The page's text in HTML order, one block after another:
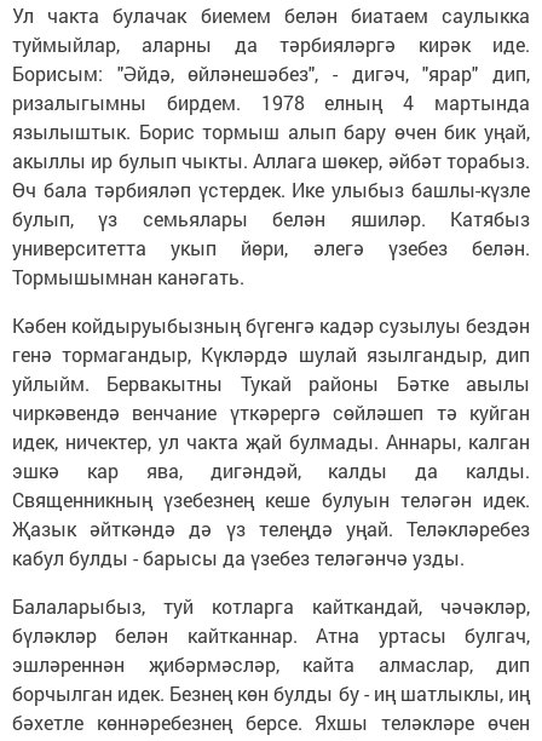
Ул чакта булачак биемем белән биатаем саулыкка
туймыйлар, аларны да тәрбияләргә кирәк иде.
Борисым: "Әйдә, өйләнешәбез", - дигәч, "ярар" дип,
ризалыгымны бирдем. 1978 елның 4 мартында
язылыштык. Борис тормыш алып бару өчен бик уңай,
акыллы ир булып чыкты. Аллага шөкер, әйбәт торабыз.
Өч бала тәрбияләп үстердек. Ике улыбыз башлы-күзле
булып, үз семьялары белән яшиләр. Катябыз
университетта укып йөри, әлегә үзебез белән.
Тормышымнан канәгать.
Кәбен койдыруыбызның бүгенгә кадәр сузылуы бездән
генә тормагандыр, Күкләрдә шулай язылгандыр, дип
уйлыйм. Бервакытны Тукай районы Бәтке авылы
чиркәвендә венчание үткәрергә сөйләшеп тә куйган
идек, ничектер, ул чакта җай булмады. Аннары, калган
эшкә кар ява, дигәндәй, калды да калды.
Священникның үзебезнең кеше булуын теләгән идек.
Җазык әйткәндә дә үз телеңдә уңай. Теләкләребез
кабул булды - барысы да үзебез теләгәнчә узды.
Балаларыбыз, туй котларга кайткандай, чәчәкләр,
бүләкләр белән кайтканнар. Атна уртасы булгач,
эшләреннән җибәрмәсләр, кайта алмаслар, дип
борчылган идек. Безнең көн булды бу - иң шатлыклы, иң
бәхетле көннәребезнең берсе. Яхшы теләкләре өчен